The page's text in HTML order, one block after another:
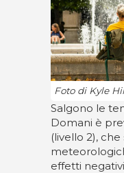
Foto di Kyle
Salgono le
Domani è
(livello 2),
effetti